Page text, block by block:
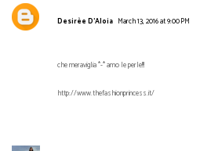
Desirèe D'Aloia March 13, 2016 at 9:00 PM
che meraviglia *-* amo le perle!!!
http://www.thefashionprincess.it/